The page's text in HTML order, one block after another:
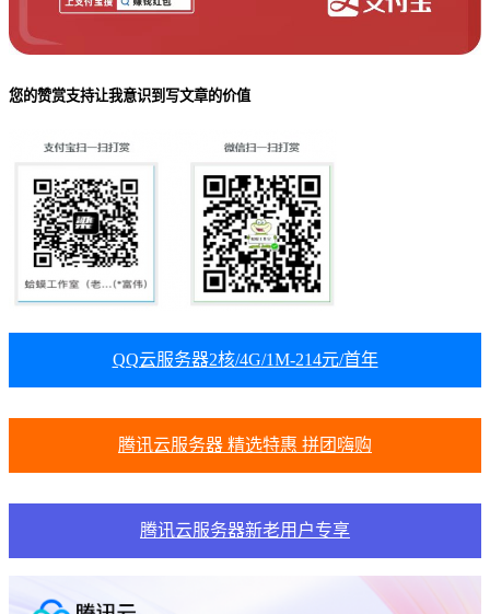
您的赞赏支持让我意识到写文章的价值
QQ云服务器2核/4G/1M-214元/首年
腾讯云服务器 精选特惠 拼团嗨购
腾讯云服务器新老用户专享